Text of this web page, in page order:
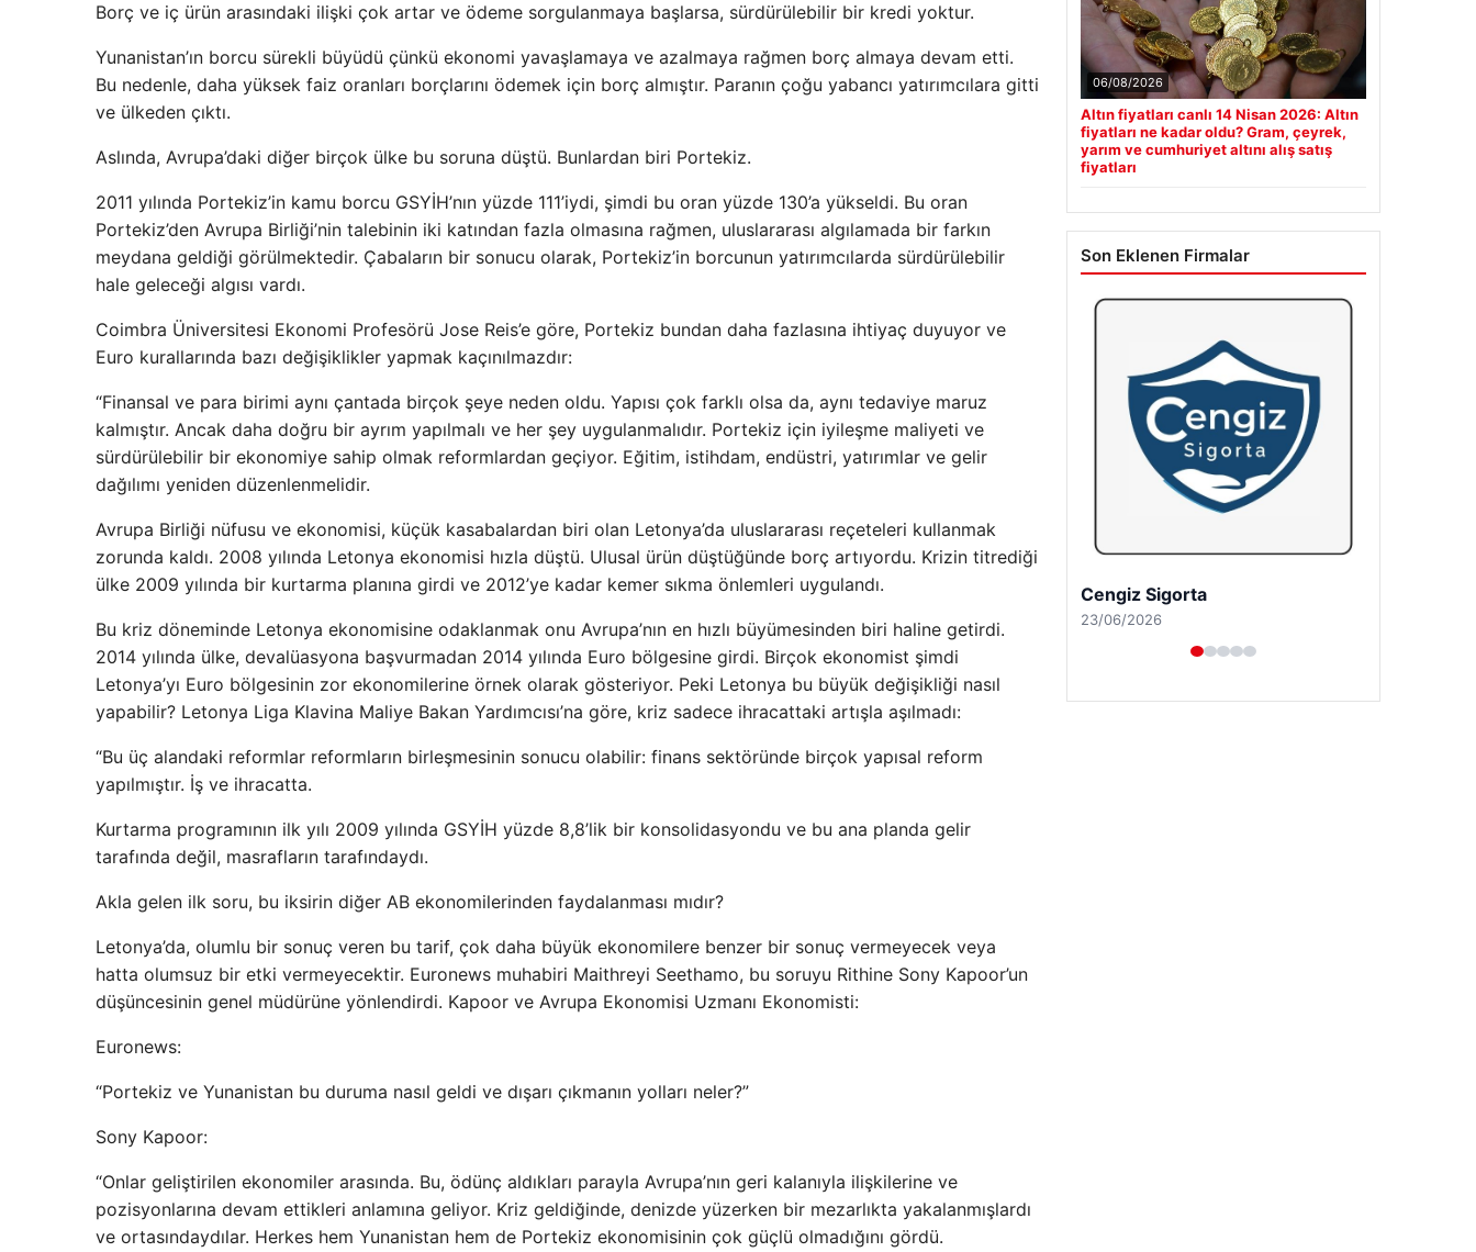
Borç ve iç ürün arasındaki ilişki çok artar ve ödeme sorgulanmaya başlarsa, sürdürülebilir bir kredi yoktur.
Yunanistan’ın borcu sürekli büyüdü çünkü ekonomi yavaşlamaya ve azalmaya rağmen borç almaya devam etti.
Bu nedenle, daha yüksek faiz oranları borçlarını ödemek için borç almıştır. Paranın çoğu yabancı yatırımcılara gitti
ve ülkeden çıktı.
Aslında, Avrupa’daki diğer birçok ülke bu soruna düştü. Bunlardan biri Portekiz.
2011 yılında Portekiz’in kamu borcu GSYİH’nın yüzde 111’iydi, şimdi bu oran yüzde 130’a yükseldi. Bu oran
Portekiz’den Avrupa Birliği’nin talebinin iki katından fazla olmasına rağmen, uluslararası algılamada bir farkın
meydana geldiği görülmektedir. Çabaların bir sonucu olarak, Portekiz’in borcunun yatırımcılarda sürdürülebilir
hale geleceği algısı vardı.
Coimbra Üniversitesi Ekonomi Profesörü Jose Reis’e göre, Portekiz bundan daha fazlasına ihtiyaç duyuyor ve
Euro kurallarında bazı değişiklikler yapmak kaçınılmazdır:
“Finansal ve para birimi aynı çantada birçok şeye neden oldu. Yapısı çok farklı olsa da, aynı tedaviye maruz
kalmıştır. Ancak daha doğru bir ayrım yapılmalı ve her şey uygulanmalıdır. Portekiz için iyileşme maliyeti ve
sürdürülebilir bir ekonomiye sahip olmak reformlardan geçiyor. Eğitim, istihdam, endüstri, yatırımlar ve gelir
dağılımı yeniden düzenlenmelidir.
Avrupa Birliği nüfusu ve ekonomisi, küçük kasabalardan biri olan Letonya’da uluslararası reçeteleri kullanmak
zorunda kaldı. 2008 yılında Letonya ekonomisi hızla düştü. Ulusal ürün düştüğünde borç artıyordu. Krizin titrediği
ülke 2009 yılında bir kurtarma planına girdi ve 2012’ye kadar kemer sıkma önlemleri uygulandı.
Bu kriz döneminde Letonya ekonomisine odaklanmak onu Avrupa’nın en hızlı büyümesinden biri haline getirdi.
2014 yılında ülke, devalüasyona başvurmadan 2014 yılında Euro bölgesine girdi. Birçok ekonomist şimdi
Letonya’yı Euro bölgesinin zor ekonomilerine örnek olarak gösteriyor. Peki Letonya bu büyük değişikliği nasıl
yapabilir? Letonya Liga Klavina Maliye Bakan Yardımcısı’na göre, kriz sadece ihracattaki artışla aşılmadı:
“Bu üç alandaki reformlar reformların birleşmesinin sonucu olabilir: finans sektöründe birçok yapısal reform
yapılmıştır. İş ve ihracatta.
Kurtarma programının ilk yılı 2009 yılında GSYİH yüzde 8,8’lik bir konsolidasyondu ve bu ana planda gelir
tarafında değil, masrafların tarafındaydı.
Akla gelen ilk soru, bu iksirin diğer AB ekonomilerinden faydalanması mıdır?
Letonya’da, olumlu bir sonuç veren bu tarif, çok daha büyük ekonomilere benzer bir sonuç vermeyecek veya
hatta olumsuz bir etki vermeyecektir. Euronews muhabiri Maithreyi Seethamo, bu soruyu Rithine Sony Kapoor’un
düşüncesinin genel müdürüne yönlendirdi. Kapoor ve Avrupa Ekonomisi Uzmanı Ekonomisti:
Euronews:
“Portekiz ve Yunanistan bu duruma nasıl geldi ve dışarı çıkmanın yolları neler?”
Sony Kapoor:
“Onlar geliştirilen ekonomiler arasında. Bu, ödünç aldıkları parayla Avrupa’nın geri kalanıyla ilişkilerine ve
pozisyonlarına devam ettikleri anlamına geliyor. Kriz geldiğinde, denizde yüzerken bir mezarlıkta yakalanmışlardı
ve ortasındaydılar. Herkes hem Yunanistan hem de Portekiz ekonomisinin çok güçlü olmadığını gördü.
06/08/2026
Altın fiyatları canlı 14 Nisan 2026: Altın
fiyatları ne kadar oldu? Gram, çeyrek,
yarım ve cumhuriyet altını alış satış
fiyatları
Son Eklenen Firmalar
Hastaş Beton
26/05/2026